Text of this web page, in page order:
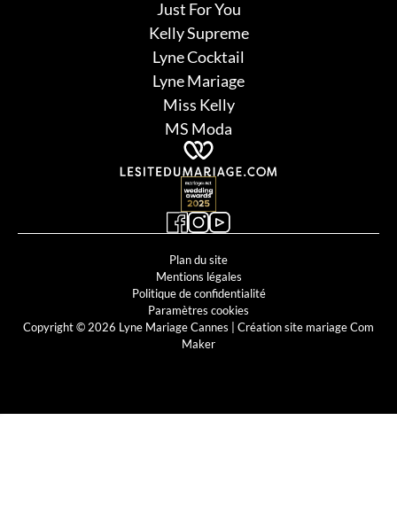
Just For You
Kelly Supreme
Lyne Cocktail
Lyne Mariage
Miss Kelly
MS Moda
Plan du site
Mentions légales
Politique de confidentialité
Paramètres cookies
Copyright © 2026 Lyne Mariage Cannes | Création site mariage Com
Maker